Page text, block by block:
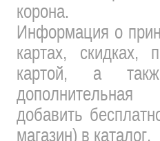
корона.
Информация о
картах, скидках,
картой, а
добавить
магазин) в каталог.